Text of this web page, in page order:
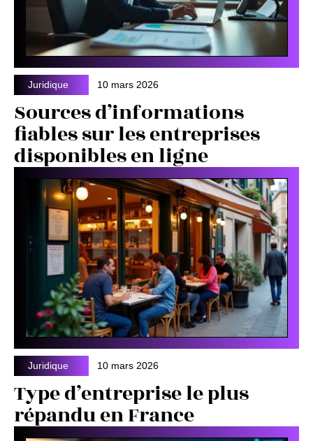
Juridique 10 mars 2026
Sources d’informations
fiables sur les entreprises
disponibles en ligne
Juridique 10 mars 2026
Type d’entreprise le plus
répandu en France